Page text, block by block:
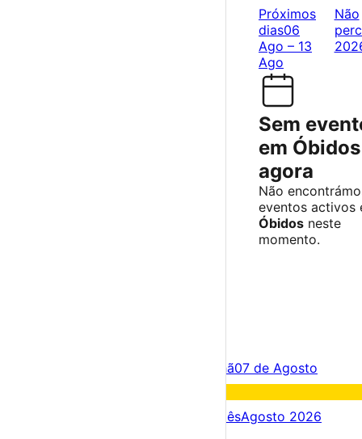
Próximos
dias06
Ago – 13
Ago
Não
Sem
em Óbidos
agora
Não
eventos activos
Óbidos neste
momento.
Amanhã07 de Agosto
Este mêsAgosto 2026